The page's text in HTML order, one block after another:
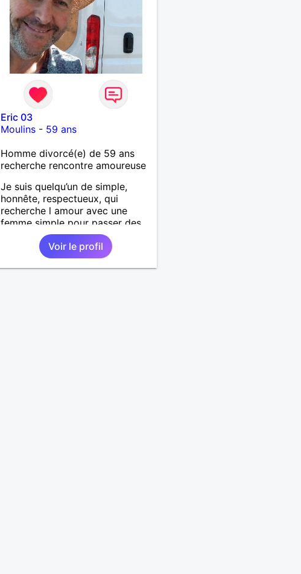
Eric 03
Moulins - 59 ans
Homme divorcé(e) de 59 ans
recherche rencontre amoureuse
Je suis quelqu’un de simple,
honnête, respectueux, qui
recherche l amour avec une
femme simple pour passer des
moments agréables :discuter,
voyager, visiter d’autres pays
sans prise de tête.
Voir le profil